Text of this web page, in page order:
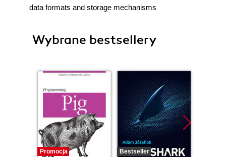
data formats and storage mechanisms
Wybrane bestsellery
Promocja Bestseller